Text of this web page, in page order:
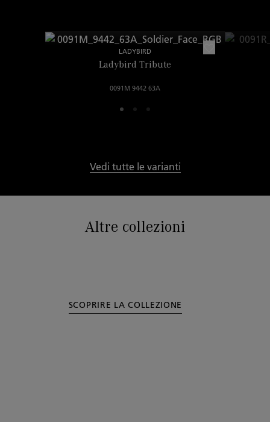
LADYBIRD
Ladybird Tribute
0091M 9442 63A
Vedi tutte le varianti
Altre collezioni
SCOPRIRE LA COLLEZIONE